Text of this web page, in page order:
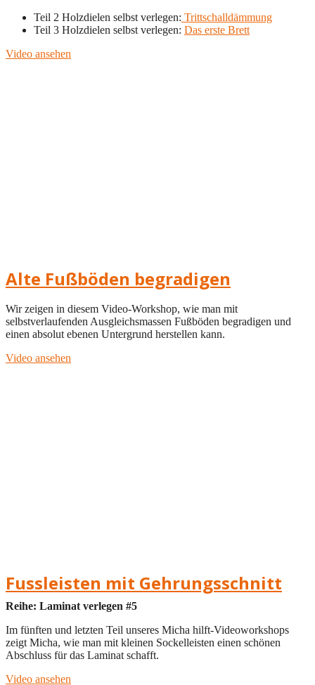
Teil 2 Holzdielen selbst verlegen: Trittschalldämmung
Teil 3 Holzdielen selbst verlegen: Das erste Brett
Video ansehen
Alte Fußböden begradigen
Wir zeigen in diesem Video-Workshop, wie man mit
selbstverlaufenden Ausgleichsmassen Fußböden begradigen und
einen absolut ebenen Untergrund herstellen kann.
Video ansehen
Fussleisten mit Gehrungsschnitt
Reihe: Laminat verlegen #5
Im fünften und letzten Teil unseres Micha hilft-Videoworkshops
zeigt Micha, wie man mit kleinen Sockelleisten einen schönen
Abschluss für das Laminat schafft.
Video ansehen